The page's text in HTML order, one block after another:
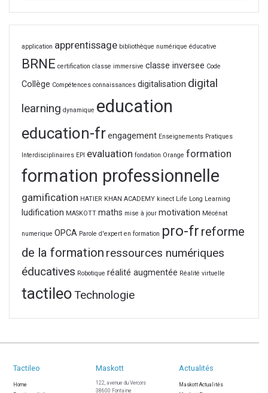
application apprentissage bibliothèque numérique éducative
BRNE certification classe immersive classe inversee Code
Collège Compétences connaissances digitalisation digital
learning dynamique education
education-frengagement Enseignements Pratiques
Interdisciplinaires EPI evaluation fondation Orange formation
formation professionnelle
gamification HATIER KHAN ACADEMY kinect Life Long Learning
ludification MASKOTT maths mise à jour motivation Mécénat
numerique OPCA Parole d'expert en formation pro-fr reforme
de la formation ressources numériques
éducatives Robotique réalité augmentée Réalité virtuelle
tactileoTechnologie
Tactileo
Home
Maskott
122, avenue du Vercors
38600 Fontaine
Actualités
Maskott Actualités